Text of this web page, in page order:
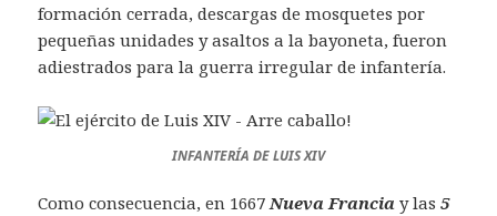
formación cerrada, descargas de mosquetes por
pequeñas unidades y asaltos a la bayoneta, fueron
adiestrados para la guerra irregular de infantería.
INFANTERÍA DE LUIS XIV
Como consecuencia, en 1667Nueva Francia y las5